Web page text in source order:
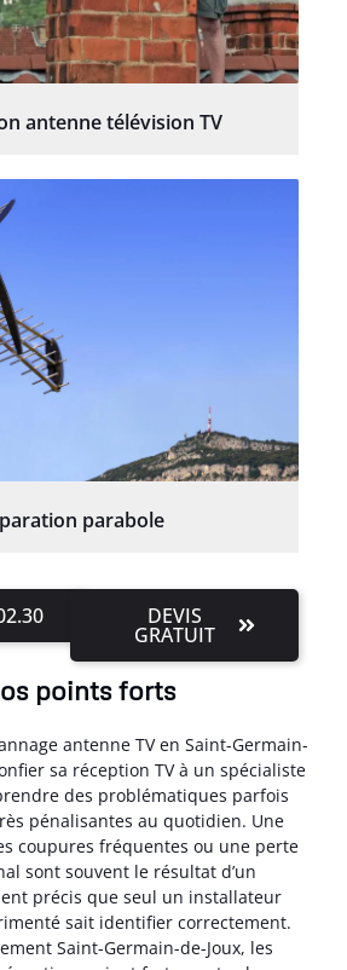
antenne télévision TV
parabole
DEVIS
GRATUIT
points forts
antenne TV en Saint-Germain-
sa réception TV à un spécialiste
des problématiques parfois
pénalisantes au quotidien. Une
coupures fréquentes ou une perte
sont souvent le résultat d’un
précis que seul un installateur
sait identifier correctement.
Saint-Germain-de-Joux, les